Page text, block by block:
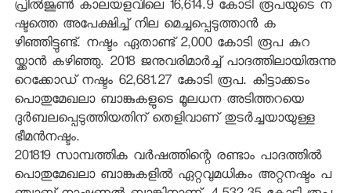
പ്രില്‍ജൂണ്‍ കാലയളവിലെ 16,614.9 കോടി രൂപയുടെ ന
ഷ്ടത്തെ അപേക്ഷിച്ച് നില മെച്ചപ്പെടുത്താന്‍ ക
ഴിഞ്ഞിട്ടുണ്ട്. നഷ്ടം ഏതാണ്ട് 2,000 കോടി രൂപ കുറ
യ്ക്കാന്‍ കഴിഞ്ഞു. 2018 ജനുവരിമാര്‍ച്ച് പാദത്തിലായിരുന്നു
റെക്കോഡ് നഷ്ടം 62,681.27 കോടി രൂപ. കിട്ടാക്കടം
പൊതുമേഖലാ ബാങ്കുകളുടെ മൂലധന അടിത്തറയെ
ദുര്‍ബലപ്പെടുത്തിയതിന് തെളിവാണ് തുടര്‍ച്ചയായുള്ള
ഭീമന്‍നഷ്ടം.
201819 സാമ്പത്തിക വര്‍ഷത്തിന്റെ രണ്ടാം പാദത്തില്‍
പൊതുമേഖലാ ബാങ്കുകളില്‍ ഏറ്റവുമധികം അറ്റനഷ്ടം പ